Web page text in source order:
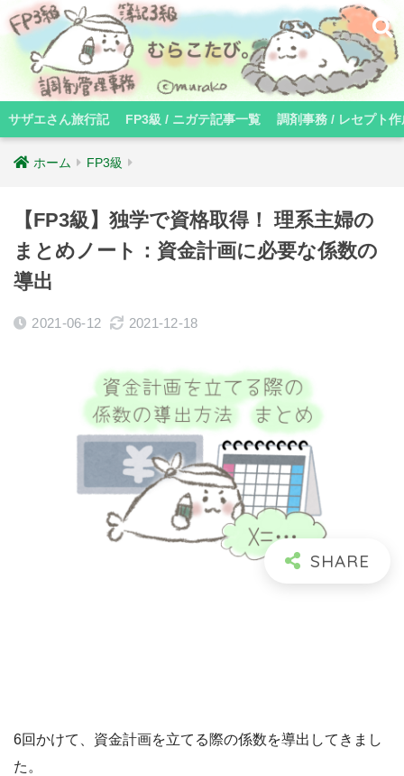
サザエさん旅行記 FP3級 / ニガテ記事一覧 調剤事務 / レセプト作
ホーム FP3級
【FP3級】独学で資格取得！ 理系主婦の
まとめノート：資金計画に必要な係数の
導出
2021-06-12 2021-12-18
6回かけて、資金計画を立てる際の係数を導出してきまし
た。